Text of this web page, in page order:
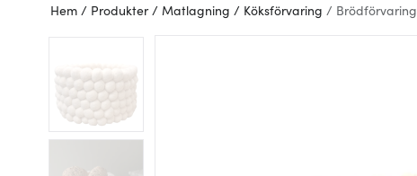
Hem / Produkter / Matlagning / Köksförvaring / Brödförvaring